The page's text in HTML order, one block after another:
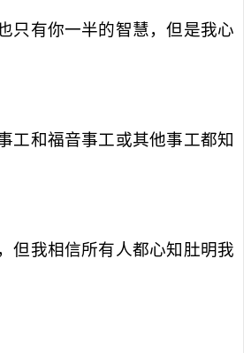
只有你一半的智慧，但是我心
工和福音事工或其他事工都知
但我相信所有人都心知肚明我